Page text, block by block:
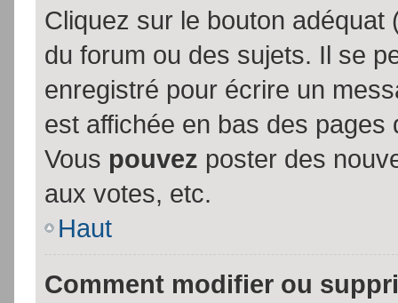
Cliquez sur le bouton
du forum ou des sujets. Il se
enregistré pour écrire un
est affichée en bas des
Vous pouvez poster des
aux votes, etc.
Haut
Comment modifier ou